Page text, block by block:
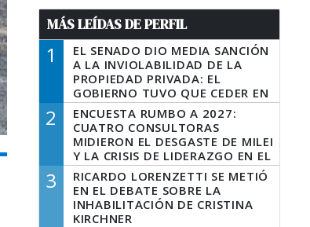
MÁS LEÍDAS DE PERFIL
1
EL SENADO DIO MEDIA SANCIÓN
A LA INVIOLABILIDAD DE LA
PROPIEDAD PRIVADA: EL
GOBIERNO TUVO QUE CEDER EN
LA LEY DEL MANEJO DEL FUEGO
2
ENCUESTA RUMBO A 2027:
CUATRO CONSULTORAS
MIDIERON EL DESGASTE DE MILEI
Y LA CRISIS DE LIDERAZGO EN EL
PERONISMO
3
RICARDO LORENZETTI SE METIÓ
EN EL DEBATE SOBRE LA
INHABILITACIÓN DE CRISTINA
KIRCHNER